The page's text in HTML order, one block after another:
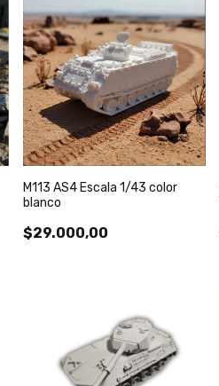
M113 AS4 Escala 1/43 color
blanco
$29.000,00